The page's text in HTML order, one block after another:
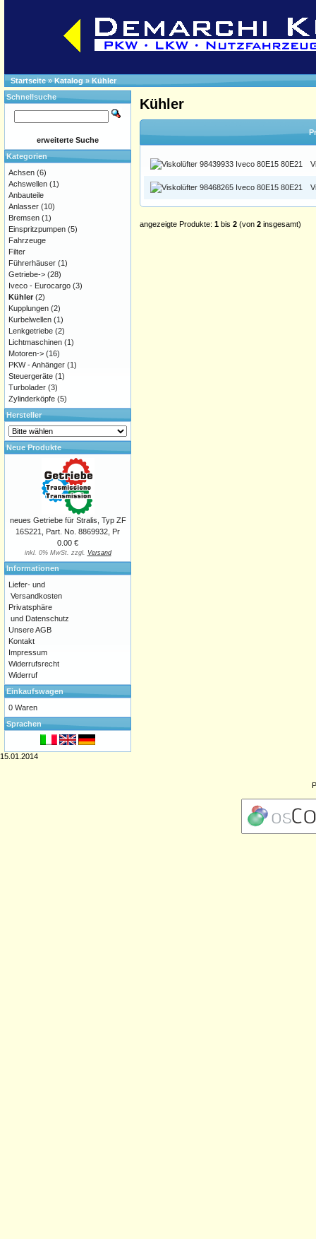
Startseite»Katalog » Kühler
Kühler
angezeigte Produkte: 1 bis 2 (von 2 insgesamt)
Schnellsuche
erweiterte Suche
Kategorien
Achsen (6)
Achswellen (1)
Anbauteile
Anlasser (10)
Bremsen (1)
Einspritzpumpen (5)
Fahrzeuge
Filter
Führerhäuser (1)
Getriebe-> (28)
Iveco - Eurocargo (3)
Kühler (2)
Kupplungen (2)
Kurbelwellen (1)
Lenkgetriebe (2)
Lichtmaschinen (1)
Motoren-> (16)
PKW - Anhänger (1)
Steuergeräte (1)
Turbolader (3)
Zylinderköpfe (5)
Hersteller
Neue Produkte
neues Getriebe für Stralis, Typ ZF
16S221, Part. No. 8869932, Pr
0.00 €
inkl. 0% MwSt. zzgl. Versand
Informationen
Liefer- und
Versandkosten
Privatsphäre
und Datenschutz
Unsere AGB
Kontakt
Impressum
Widerrufsrecht
Widerruf
Einkaufswagen
0 Waren
Sprachen
15.01.2014